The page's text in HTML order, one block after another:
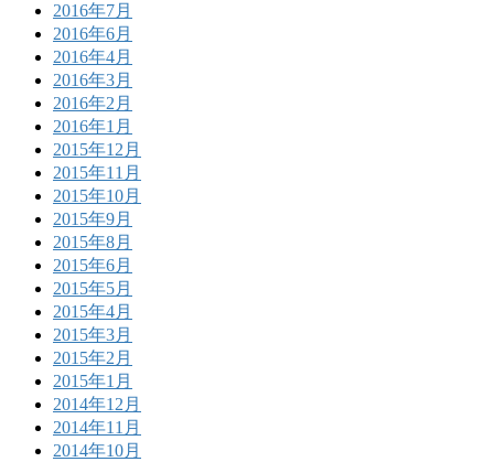
2016年7月
2016年6月
2016年4月
2016年3月
2016年2月
2016年1月
2015年12月
2015年11月
2015年10月
2015年9月
2015年8月
2015年6月
2015年5月
2015年4月
2015年3月
2015年2月
2015年1月
2014年12月
2014年11月
2014年10月